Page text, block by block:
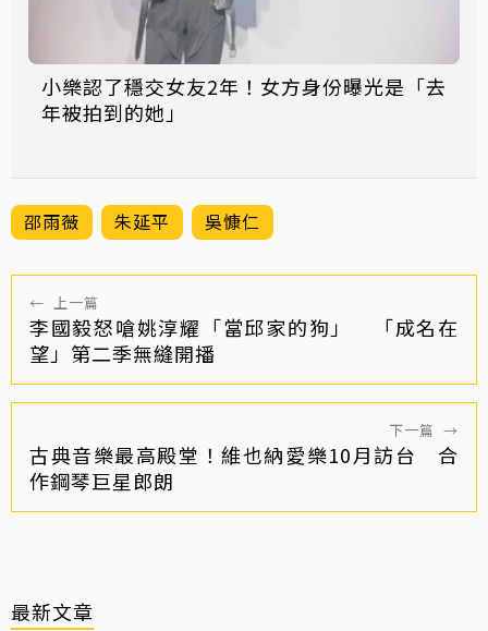
小樂認了穩交女友2年！女方身份曝光是「去
年被拍到的她」
邵雨薇 朱延平 吳慷仁
← 上一篇
李國毅怒嗆姚淳耀「當邱家的狗」 「成名在
望」第二季無縫開播
下一篇 →
古典音樂最高殿堂！維也納愛樂10月訪台 合
作鋼琴巨星郎朗
最新文章